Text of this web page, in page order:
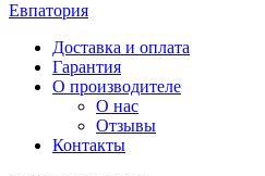
Евпатория
Доставка и оплата
Гарантия
О производителе
О нас
Отзывы
Контакты